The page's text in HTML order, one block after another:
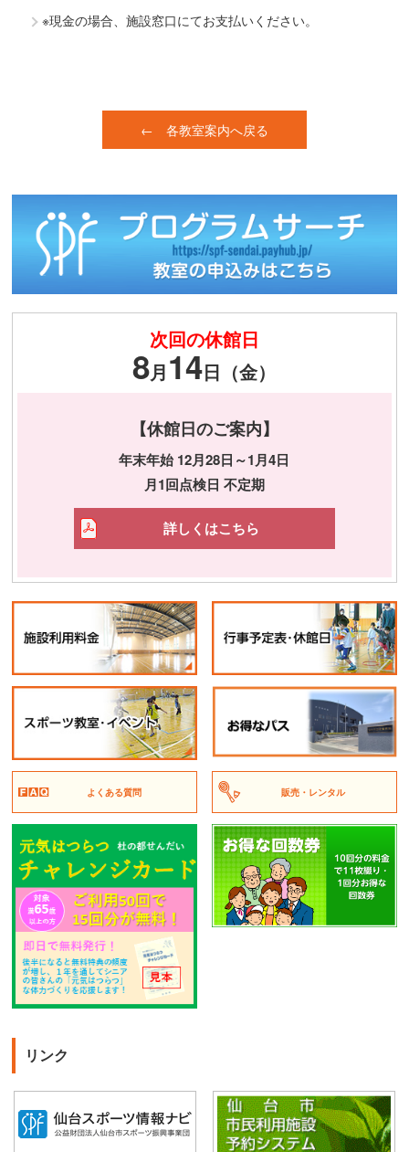
※現金の場合、施設窓口にてお支払いください。
← 各教室案内へ戻る
次回の休館日
8月14日（金）
【休館日のご案内】
年末年始 12月28日～1月4日
月1回点検日 不定期
詳しくはこちら
よくある質問 販売・レンタル
リンク